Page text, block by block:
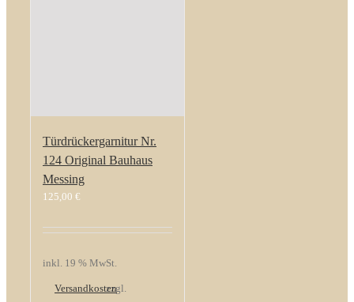
Türdrückergarnitur Nr.
124 Original Bauhaus
Messing
125,00 €
inkl. 19 % MwSt.
zzgl.
Versandkosten